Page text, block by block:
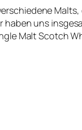
uns
Malt Scotch